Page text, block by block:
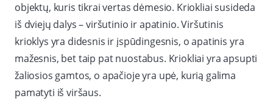
objektų, kuris tikrai vertas dėmesio. Kriokliai susideda
iš dviejų dalys – viršutinio ir apatinio. Viršutinis
krioklys yra didesnis ir įspūdingesnis, o apatinis yra
mažesnis, bet taip pat nuostabus. Kriokliai yra apsupti
žaliosios gamtos, o apačioje yra upė, kurią galima
pamatyti iš viršaus.